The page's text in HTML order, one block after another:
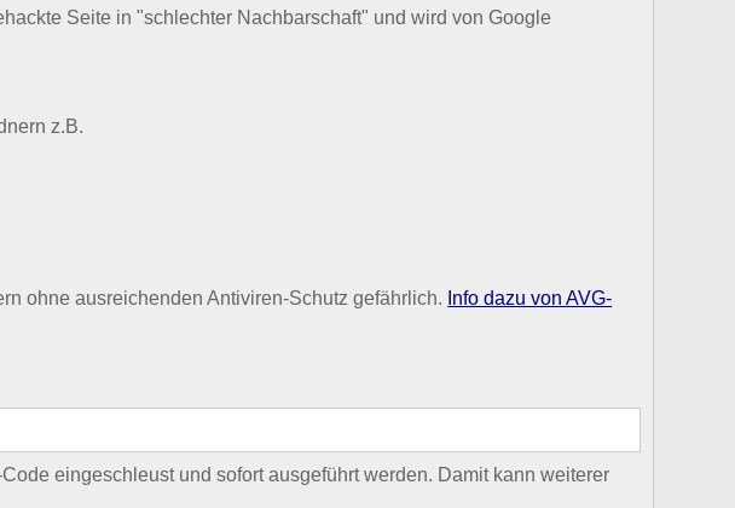
Seite in "schlechter Nachbarschaft" und wird von Google
z.B.
ohne ausreichenden Antiviren-Schutz gefährlich. Info dazu von AVG-
eingeschleust und sofort ausgeführt werden. Damit kann weiterer